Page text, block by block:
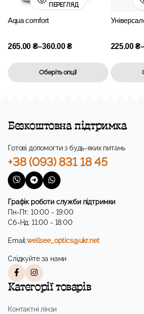
ПЕРЕГЛЯД
Aqua comfort
265.00 ₴–360.00₴
Оберіть опції
225.00₴
Безкоштовна підтримка
Готові допомогти з будь-яких питань
+38 (093) 831 18 45
Графік роботи служби підтримки
Пн-Пт: 10:00 - 19:00
Сб-Нд: 11:00 - 18:00
Email:wellsee_optics@ukr.net
Слідкуйте за нами
Категорії товарів
Контактні лінзи